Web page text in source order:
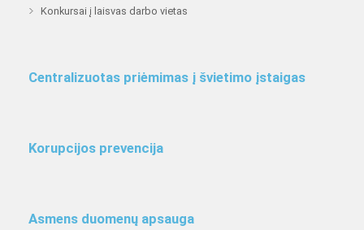
Konkursai į laisvas darbo vietas
Centralizuotas priėmimas į švietimo įstaigas
Korupcijos prevencija
Asmens duomenų apsauga